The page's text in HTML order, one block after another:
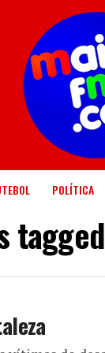
POLÍTICA